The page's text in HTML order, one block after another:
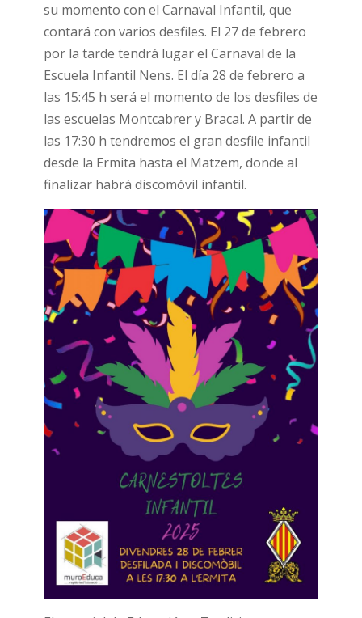
su momento con el Carnaval Infantil, que
contará con varios desfiles. El 27 de febrero
por la tarde tendrá lugar el Carnaval de la
Escuela Infantil Nens. El día 28 de febrero a
las 15:45 h será el momento de los desfiles de
las escuelas Montcabrer y Bracal. A partir de
las 17:30 h tendremos el gran desfile infantil
desde la Ermita hasta el Matzem, donde al
finalizar habrá discomóvil infantil.